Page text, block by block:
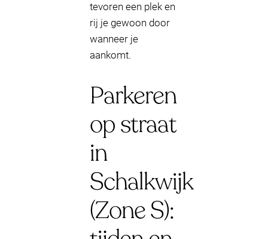
tevoren een plek en
rij je gewoon door
wanneer je
aankomt.
Parkeren
op straat
in
Schalkwijk
(Zone S):